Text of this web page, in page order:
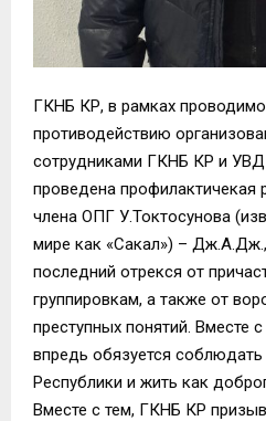
ГКНБ КР, в рамках
противодействию
сотрудниками ГКНБ КР и УВД
проведена профилактичекая
члена ОПГ У.Токтосунова
мире как «Сакал») –
последний отрекся от
группировкам, а также от
преступных понятий. Вместе
впредь обязуется
Республики и жить как
Вместе с тем, ГКНБ КР